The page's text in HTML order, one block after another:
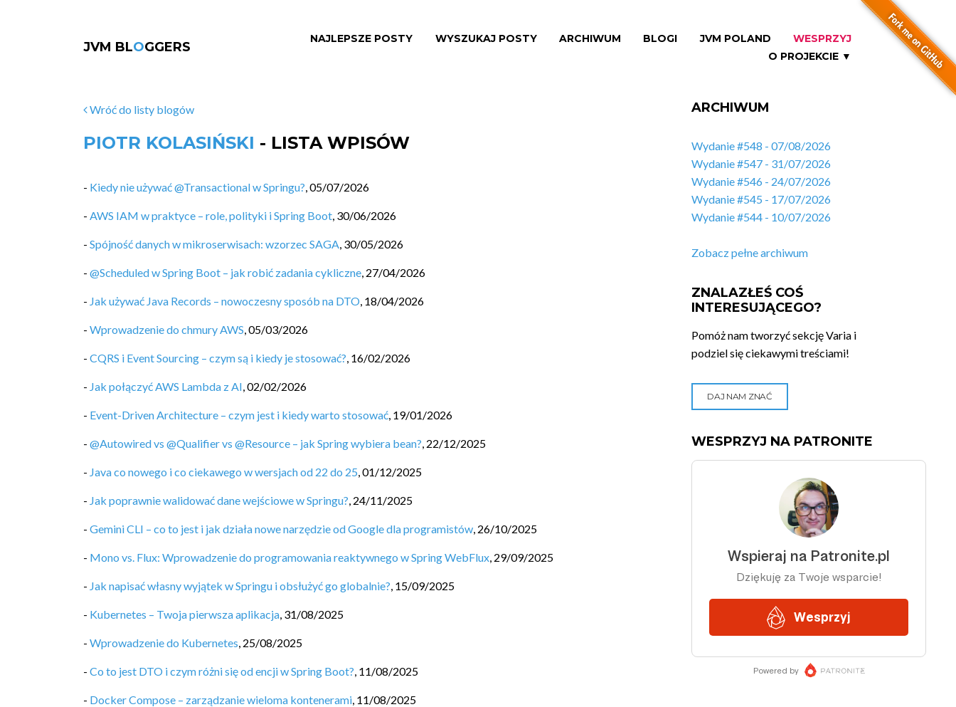
JVM BLOGGERS
NAJLEPSZE POSTY WYSZUKAJ POSTY ARCHIWUM BLOGI JVM POLAND
WESPRZYJ
O PROJEKCIE ▼
Wróć do listy blogów
PIOTR KOLASIŃSKI - LISTA WPISÓW
- Kiedy nie używać @Transactional w Springu?,05/07/2026
- AWS IAM w praktyce – role, polityki i Spring Boot, 30/06/2026
- Spójność danych w mikroserwisach: wzorzec SAGA, 30/05/2026
- @Scheduled w Spring Boot – jak robić zadania cykliczne, 27/04/2026
- Jak używać Java Records – nowoczesny sposób na DTO, 18/04/2026
- Wprowadzenie do chmury AWS,05/03/2026
- CQRS i Event Sourcing – czym są i kiedy je stosować?, 16/02/2026
- Jak połączyć AWS Lambda z AI,02/02/2026
- Event-Driven Architecture – czym jest i kiedy warto stosować, 19/01/2026
- @Autowired vs @Qualifier vs @Resource – jak Spring wybiera bean?, 22/12/2025
- Java co nowego i co ciekawego w wersjach od 22 do 25,01/12/2025
- Jak poprawnie walidować dane wejściowe w Springu?, 24/11/2025
- Gemini CLI – co to jest i jak działa nowe narzędzie od Google dla programistów, 26/10/2025
- Mono vs. Flux: Wprowadzenie do programowania reaktywnego w Spring WebFlux, 29/09/2025
- Jak napisać własny wyjątek w Springu i obsłużyć go globalnie?, 15/09/2025
- Kubernetes – Twoja pierwsza aplikacja, 31/08/2025
- Wprowadzenie do Kubernetes, 25/08/2025
- Co to jest DTO i czym różni się od encji w Spring Boot?, 11/08/2025
- Docker Compose – zarządzanie wieloma kontenerami, 11/08/2025
ARCHIWUM
Wydanie #548 - 07/08/2026
Wydanie #547 - 31/07/2026
Wydanie #546 - 24/07/2026
Wydanie #545 - 17/07/2026
Wydanie #544 - 10/07/2026
Zobacz pełne archiwum
ZNALAZŁEŚ COŚ
INTERESUJĄCEGO?
Pomóż nam tworzyć sekcję Varia i
podziel się ciekawymi treściami!
DAJ NAM ZNAĆ
WESPRZYJ NA PATRONITE